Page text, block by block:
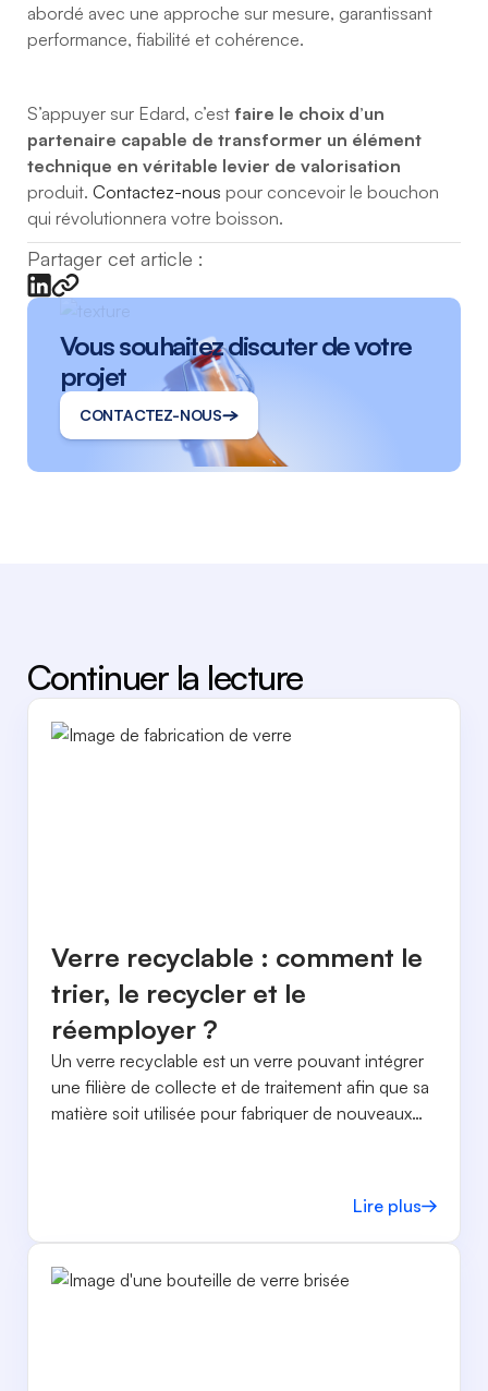
abordé avec une approche sur mesure, garantissant
performance, fiabilité et cohérence.
S’appuyer sur Edard, c’est faire le choix d’un
partenaire capable de transformer un élément
technique en véritable levier de valorisation
produit. Contactez-nous pour concevoir le bouchon
qui révolutionnera votre boisson.
Partager cet article :
Vous souhaitez discuter de votre
projet
CONTACTEZ-NOUS
Continuer la lecture
Verre recyclable : comment le
trier, le recycler et le
réemployer ?
Un verre recyclable est un verre pouvant intégrer
une filière de collecte et de traitement afin que sa
matière soit utilisée pour fabriquer de nouveaux
Lire plus